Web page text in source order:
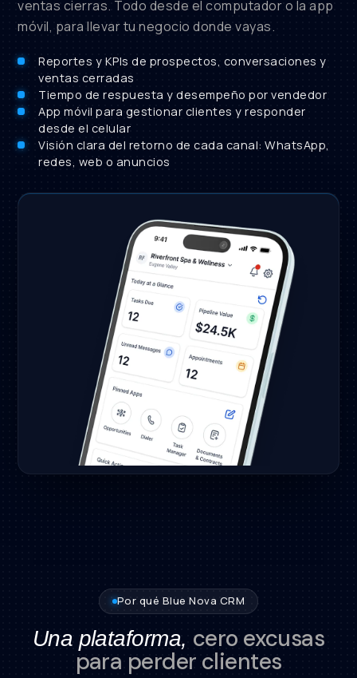
ventas cierras. Todo desde el computador o la app
móvil, para llevar tu negocio donde vayas.
Reportes y KPIs de prospectos, conversaciones y
ventas cerradas
Tiempo de respuesta y desempeño por vendedor
App móvil para gestionar clientes y responder
desde el celular
Visión clara del retorno de cada canal: WhatsApp,
redes, web o anuncios
Por qué Blue Nova CRM
Una plataforma, cero excusas
para perder clientes